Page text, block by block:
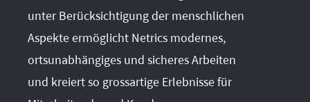
unter Berücksichtigung der menschlichen
Aspekte ermöglicht Netrics modernes,
ortsunabhängiges und sicheres Arbeiten
und kreiert so grossartige Erlebnisse für